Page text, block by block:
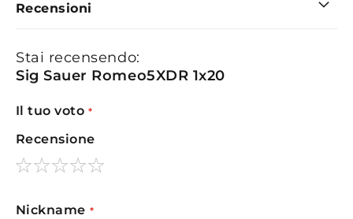
Recensioni
Stai recensendo:
Sig Sauer Romeo5XDR 1x20
Il tuo voto
Recensione
star
stars
stars
stars
stars
Nickname